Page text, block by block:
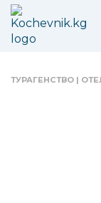
ТУРАГЕНСТВО |